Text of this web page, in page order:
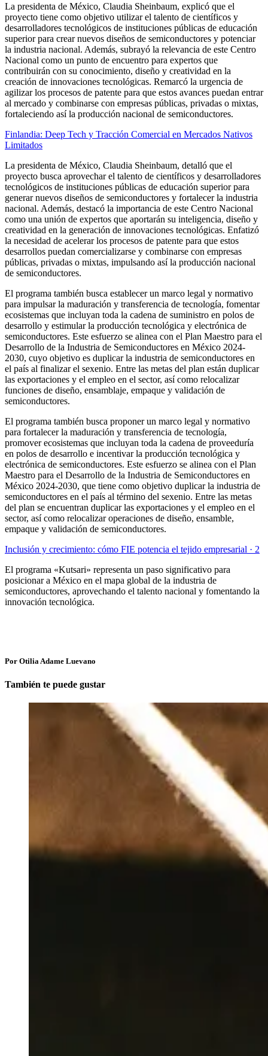
La presidenta de México, Claudia Sheinbaum, explicó que el
proyecto tiene como objetivo utilizar el talento de científicos y
desarrolladores tecnológicos de instituciones públicas de educación
superior para crear nuevos diseños de semiconductores y potenciar
la industria nacional. Además, subrayó la relevancia de este Centro
Nacional como un punto de encuentro para expertos que
contribuirán con su conocimiento, diseño y creatividad en la
creación de innovaciones tecnológicas. Remarcó la urgencia de
agilizar los procesos de patente para que estos avances puedan entrar
al mercado y combinarse con empresas públicas, privadas o mixtas,
fortaleciendo así la producción nacional de semiconductores.
Finlandia: Deep Tech y Tracción Comercial en Mercados Nativos
Limitados
La presidenta de México, Claudia Sheinbaum, detalló que el
proyecto busca aprovechar el talento de científicos y desarrolladores
tecnológicos de instituciones públicas de educación superior para
generar nuevos diseños de semiconductores y fortalecer la industria
nacional. Además, destacó la importancia de este Centro Nacional
como una unión de expertos que aportarán su inteligencia, diseño y
creatividad en la generación de innovaciones tecnológicas. Enfatizó
la necesidad de acelerar los procesos de patente para que estos
desarrollos puedan comercializarse y combinarse con empresas
públicas, privadas o mixtas, impulsando así la producción nacional
de semiconductores.
El programa también busca establecer un marco legal y normativo
para impulsar la maduración y transferencia de tecnología, fomentar
ecosistemas que incluyan toda la cadena de suministro en polos de
desarrollo y estimular la producción tecnológica y electrónica de
semiconductores. Este esfuerzo se alinea con el Plan Maestro para el
Desarrollo de la Industria de Semiconductores en México 2024-
2030, cuyo objetivo es duplicar la industria de semiconductores en
el país al finalizar el sexenio. Entre las metas del plan están duplicar
las exportaciones y el empleo en el sector, así como relocalizar
funciones de diseño, ensamblaje, empaque y validación de
semiconductores.
El programa también busca proponer un marco legal y normativo
para fortalecer la maduración y transferencia de tecnología,
promover ecosistemas que incluyan toda la cadena de proveeduría
en polos de desarrollo e incentivar la producción tecnológica y
electrónica de semiconductores. Este esfuerzo se alinea con el Plan
Maestro para el Desarrollo de la Industria de Semiconductores en
México 2024-2030, que tiene como objetivo duplicar la industria de
semiconductores en el país al término del sexenio. Entre las metas
del plan se encuentran duplicar las exportaciones y el empleo en el
sector, así como relocalizar operaciones de diseño, ensamble,
empaque y validación de semiconductores.
Inclusión y crecimiento: cómo FIE potencia el tejido empresarial · 2
El programa «Kutsari» representa un paso significativo para
posicionar a México en el mapa global de la industria de
semiconductores, aprovechando el talento nacional y fomentando la
innovación tecnológica.
Por Otilia Adame Luevano
También te puede gustar